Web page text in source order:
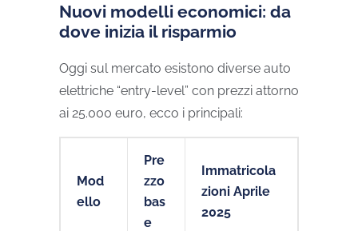
Nuovi modelli economici: da
dove inizia il risparmio
Oggi sul mercato esistono diverse auto
elettriche “entry-level” con prezzi attorno
ai 25.000 euro, ecco i principali:
Mod
ello
Pre
zzo
bas
e
Immatricola
zioni Aprile
2025